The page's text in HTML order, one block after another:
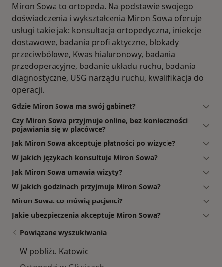
Miron Sowa to ortopeda. Na podstawie swojego
doświadczenia i wykształcenia Miron Sowa oferuje
usługi takie jak: konsultacja ortopedyczna, iniekcje
dostawowe, badania profilaktyczne, blokady
przeciwbólowe, Kwas hialuronowy, badania
przedoperacyjne, badanie układu ruchu, badania
diagnostyczne, USG narządu ruchu, kwalifikacja do
operacji.
Gdzie Miron Sowa ma swój gabinet?
Czy Miron Sowa przyjmuje online, bez konieczności
pojawiania się w placówce?
Jak Miron Sowa akceptuje płatności po wizycie?
W jakich językach konsultuje Miron Sowa?
Jak Miron Sowa umawia wizyty?
W jakich godzinach przyjmuje Miron Sowa?
Miron Sowa: co mówią pacjenci?
Jakie ubezpieczenia akceptuje Miron Sowa?
Powiązane wyszukiwania
W pobliżu Katowic